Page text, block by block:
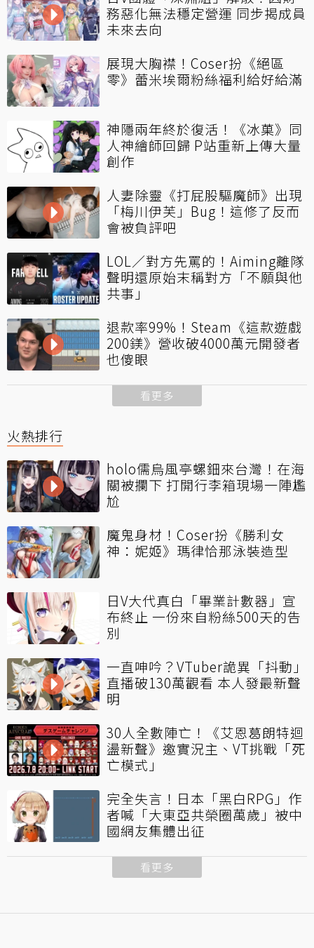
務惡化無法穩定營運 同步揭成員
未來去向
展現大胸襟！Coser扮《絕區
零》蕾米埃爾粉絲福利給好給滿
神隱兩年終於復活！《冰菓》同
人神繪師回歸 P站重新上傳大量
創作
人妻除靈《打屁股驅魔師》出現
「梅川伊芙」Bug！這修了反而
會被負評吧
LOL／對方先罵的！Aiming離隊
聲明還原始末稱對方「不願與他
共事」
退款率99%！Steam《這款遊戲
200鎂》營收破4000萬元開發者
也傻眼
看更多
火熱排行
holo儒烏風亭螺鈿來台灣！在海
關被攔下 打開行李箱現場一陣尷
尬
魔鬼身材！Coser扮《勝利女
神：妮姬》瑪律恰那泳裝造型
日V大代真白「畢業計數器」宣
布終止 一份來自粉絲500天的告
別
一直呻吟？VTuber詭異「抖動」
直播破130萬觀看 本人發最新聲
明
30人全數陣亡！《艾恩葛朗特迴
盪新聲》邀實況主、VT挑戰「死
亡模式」
完全失言！日本「黑白RPG」作
者喊「大東亞共榮圈萬歲」被中
國網友集體出征
看更多